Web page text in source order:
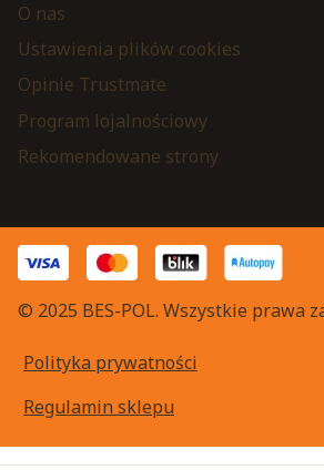
O nas
Ustawienia plików cookies
Opinie Trustmate
Program lojalnościowy
Rekomendowane strony
© 2025 BES-POL. Wszystkie prawa
Polityka prywatności
Regulamin sklepu